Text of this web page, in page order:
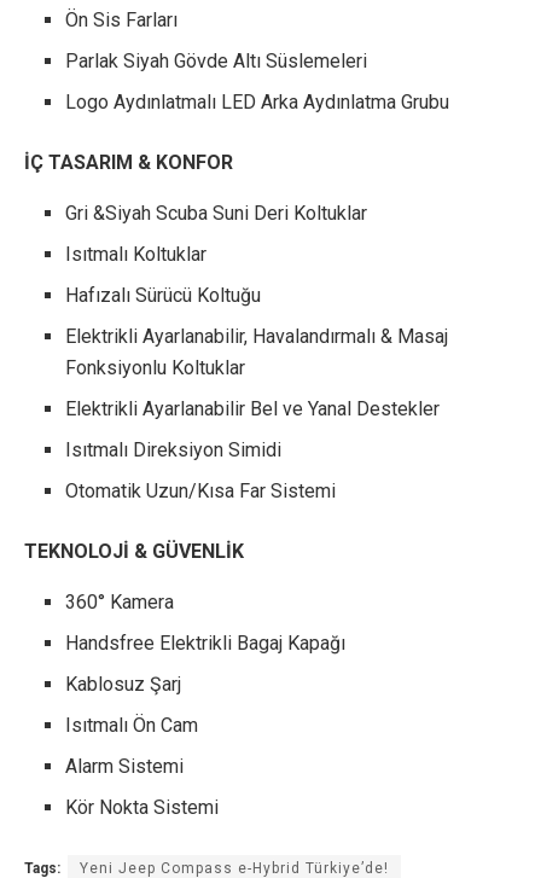
Ön Sis Farları
Parlak Siyah Gövde Altı Süslemeleri
Logo Aydınlatmalı LED Arka Aydınlatma Grubu
İÇ TASARIM & KONFOR
Gri &Siyah Scuba Suni Deri Koltuklar
Isıtmalı Koltuklar
Hafızalı Sürücü Koltuğu
Elektrikli Ayarlanabilir, Havalandırmalı & Masaj
Fonksiyonlu Koltuklar
Elektrikli Ayarlanabilir Bel ve Yanal Destekler
Isıtmalı Direksiyon Simidi
Otomatik Uzun/Kısa Far Sistemi
TEKNOLOJİ & GÜVENLİK
360° Kamera
Handsfree Elektrikli Bagaj Kapağı
Kablosuz Şarj
Isıtmalı Ön Cam
Alarm Sistemi
Kör Nokta Sistemi
Tags: Yeni Jeep Compass e-Hybrid Türkiye’de!